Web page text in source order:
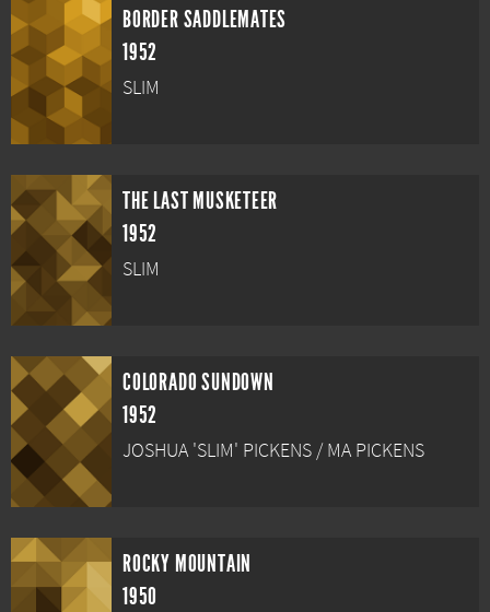
BORDER SADDLEMATES
1952
SLIM
THE LAST MUSKETEER
1952
SLIM
COLORADO SUNDOWN
1952
JOSHUA 'SLIM' PICKENS / MA PICKENS
ROCKY MOUNTAIN
1950